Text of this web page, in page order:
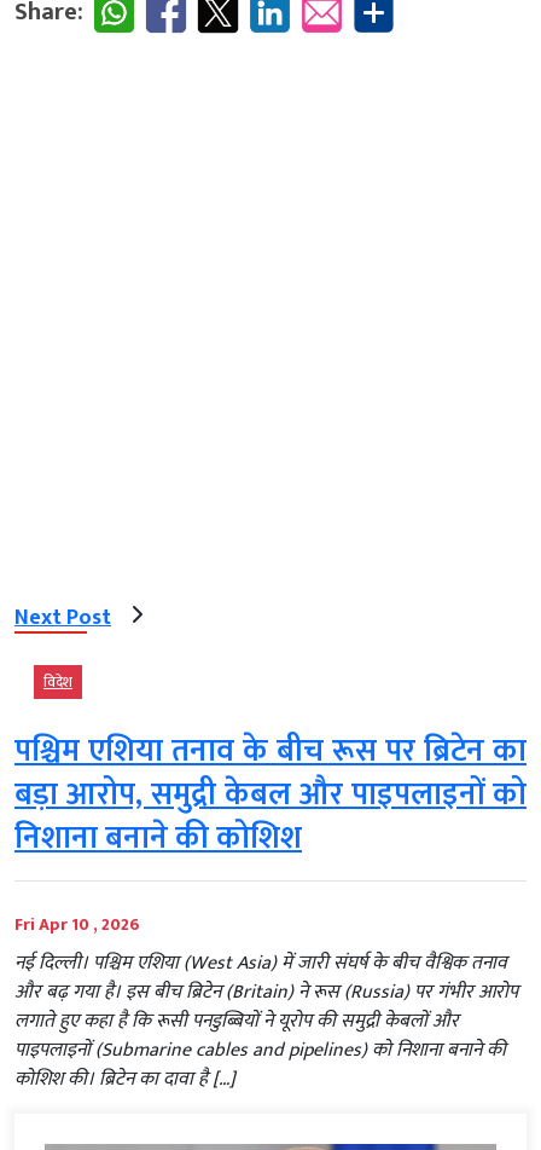
Share:
Next Post
विदेश
पश्चिम एशिया तनाव के बीच रूस पर ब्रिटेन का
बड़ा आरोप, समुद्री केबल और पाइपलाइनों को
निशाना बनाने की कोशिश
Fri Apr 10 , 2026
नई दिल्ली। पश्चिम एशिया (West Asia) में जारी संघर्ष के बीच वैश्विक तनाव
और बढ़ गया है। इस बीच ब्रिटेन (Britain) ने रूस (Russia) पर गंभीर आरोप
लगाते हुए कहा है कि रूसी पनडुब्बियों ने यूरोप की समुद्री केबलों और
पाइपलाइनों (Submarine cables and pipelines) को निशाना बनाने की
कोशिश की। ब्रिटेन का दावा है […]